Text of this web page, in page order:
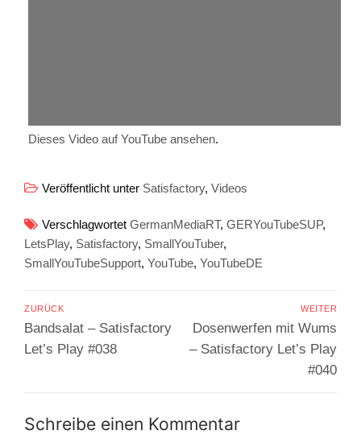
Dieses Video auf YouTube ansehen.
Veröffentlicht unter Satisfactory, Videos
Verschlagwortet GermanMediaRT, GERYouTubeSUP,
LetsPlay, Satisfactory, SmallYouTuber,
SmallYouTubeSupport, YouTube, YouTubeDE
Beitragsnavigation
ZURÜCK
Vorheriger
Beitrag:
Bandsalat – Satisfactory
Let’s Play #038
WEITER
Nächster
Beitrag:
Dosenwerfen mit Wums
– Satisfactory Let’s Play
#040
Schreibe einen Kommentar